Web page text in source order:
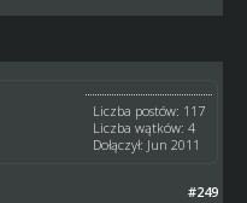
Liczba postów: 117
Liczba wątków: 4
Dołączył: Jun 2011
#249